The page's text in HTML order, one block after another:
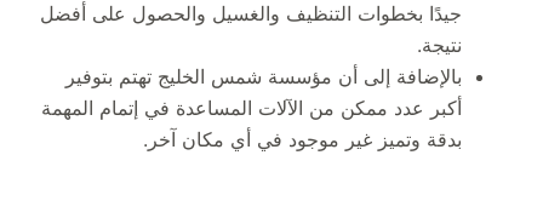
جيدًا بخطوات التنظيف والغسيل والحصول على أفضل
نتيجة.
بالإضافة إلى أن مؤسسة شمس الخليج تهتم بتوفير
أكبر عدد ممكن من الآلات المساعدة في إتمام المهمة
بدقة وتميز غير موجود في أي مكان آخر.